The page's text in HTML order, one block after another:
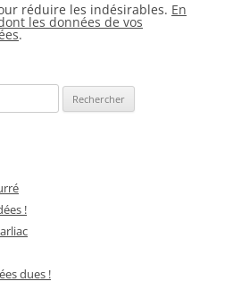
réduire les indésirables. En
les données de vos
.
!
dues !